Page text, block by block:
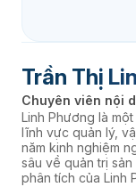
Trần Thị
Chuyên viên nội
Linh Phương là
lĩnh vực quản lý,
năm kinh nghiệm
sâu về quản trị sản
phân tích của Linh